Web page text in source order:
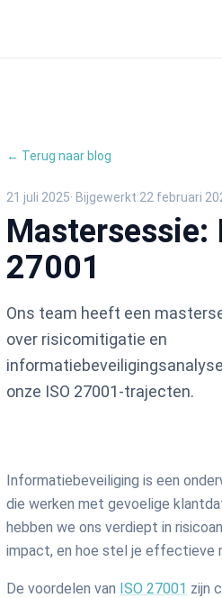
← Terug naar blog
21 juli 2025· Bijgewerkt:22 februari
Mastersessie:
27001
Ons team heeft een
over risicomitigatie en
onze ISO 27001-trajecten.
Informatiebeveiliging is een
die werken met gevoelige
hebben we ons verdiept in
impact, en hoe stel je effectieve
De voordelen van ISO 27001 zijn